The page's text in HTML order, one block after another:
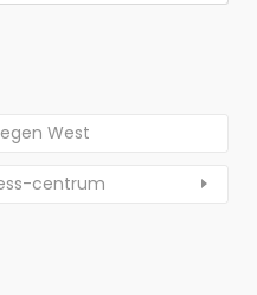
West
centrum